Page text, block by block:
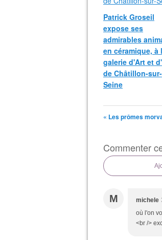
Patrick Groseil
expose ses
admirables
en céramique, à
galerie d'Art et
de Châtillon-sur-
Seine
« Les prômes
Commenter
M michele
où l'on
<br />